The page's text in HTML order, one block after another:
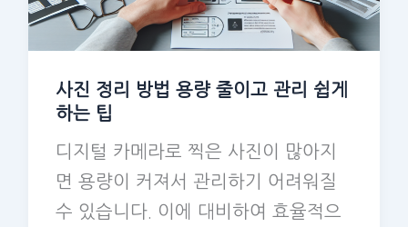
사진 정리 방법 용량 줄이고 관리 쉽게
하는 팁
디지털 카메라로 찍은 사진이 많아지
면 용량이 커져서 관리하기 어려워질
수 있습니다. 이에 대비하여 효율적으